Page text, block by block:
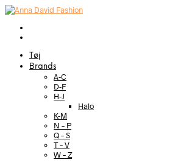
Tøj
Brands
A-C
D-F
H-J
Halo
K-M
N – P
Q – S
T – V
W – Z